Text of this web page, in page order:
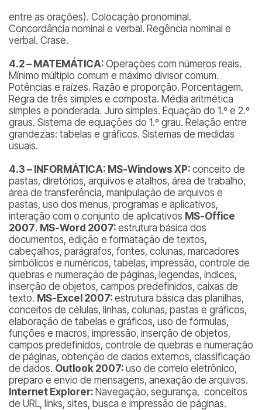
entre as orações). Colocação pronominal.
Concordância nominal e verbal. Regência nominal e
verbal. Crase.
4.2 – MATEMÁTICA: Operações com números reais.
Mínimo múltiplo comum e máximo divisor comum.
Potências e raízes. Razão e proporção. Porcentagem.
Regra de três simples e composta. Média aritmética
simples e ponderada. Juro simples. Equação do 1.º e 2.º
graus. Sistema de equações do 1.º grau. Relação entre
grandezas: tabelas e gráficos. Sistemas de medidas
usuais.
4.3 – INFORMÁTICA: MS-Windows XP: conceito de
pastas, diretórios, arquivos e atalhos, área de trabalho,
área de transferência, manipulação de arquivos e
pastas, uso dos menus, programas e aplicativos,
interação com o conjunto de aplicativos MS-Office
2007. MS-Word 2007: estrutura básica dos
documentos, edição e formatação de textos,
cabeçalhos, parágrafos, fontes, colunas, marcadores
simbólicos e numéricos, tabelas, impressão, controle de
quebras e numeração de páginas, legendas, índices,
inserção de objetos, campos predefinidos, caixas de
texto. MS-Excel 2007: estrutura básica das planilhas,
conceitos de células, linhas, colunas, pastas e gráficos,
elaboração de tabelas e gráficos, uso de fórmulas,
funções e macros, impressão, inserção de objetos,
campos predefinidos, controle de quebras e numeração
de páginas, obtenção de dados externos, classificação
de dados. Outlook 2007: uso de correio eletrônico,
preparo e envio de mensagens, anexação de arquivos.
Internet Explorer: Navegação, segurança, conceitos
de URL, links, sites, busca e impressão de páginas.